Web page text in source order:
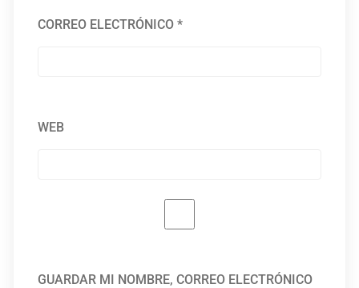
CORREO ELECTRÓNICO*
WEB
GUARDAR MI NOMBRE, CORREO ELECTRÓNICO